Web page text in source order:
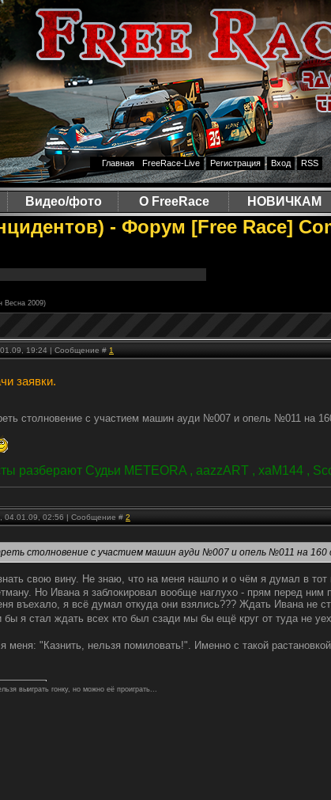
Главная
FreeRace-Live Регистрация Вход RSS
Видео/фото О FreeRace НОВИЧКАМ
- Форум [Free Race]
Весна 2009)
19:24 | Сообщение # 1
заявки.
столновение с участием машин ауди №007 и опель №011 на
разберают Судьи METEORA , aazzART , xaM144 ,
04.01.09, 02:56 | Сообщение # 2
столновение с участием машин ауди №007 и опель №011 на 160
свою вину. Не знаю, что на меня нашло и о чём я думал в тот
Но Ивана я заблокировал вообще наглухо - прям перед ним
въехало, я всё думал откуда они взялись??? Ждать Ивана не
бы я стал ждать всех кто был сзади мы бы ещё круг от туда не
меня: "Казнить, нельзя помиловать!". Именно с такой растановкой
выиграть гонку, но можно её проиграть...